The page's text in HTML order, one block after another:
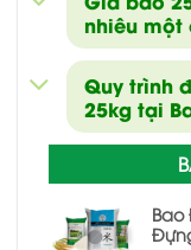
nhiêu một
Quy trình
25kg tại
Bao